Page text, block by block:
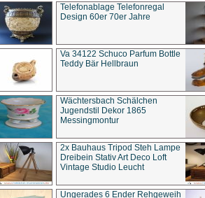
Telefonablage Telefonregal
Design 60er 70er Jahre
Va 34122 Schuco Parfum Bottle
Teddy Bär Hellbraun
Wächtersbach Schälchen
Jugendstil Dekor 1865
Messingmontur
2x Bauhaus Tripod Steh Lampe
Dreibein Stativ Art Deco Loft
Vintage Studio Leucht
Ungerades 6 Ender Rehgeweih